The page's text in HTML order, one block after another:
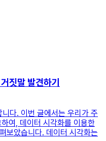
짓말 발견하기
다. 이번 글에서는 우리가 주
여, 데이터 시각화를 이용한
보았습니다. 데이터 시각화는